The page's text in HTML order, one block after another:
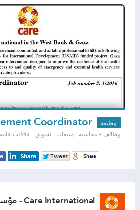
وظيفة
وظائف » محاسبه - مبيعات - تسويق - علاقات عامه
Care International - مؤسسة كير الدولية